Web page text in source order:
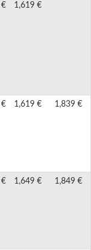
€ 1,619 €
€ 1,619 € 1,839 €
€ 1,649 € 1,849 €